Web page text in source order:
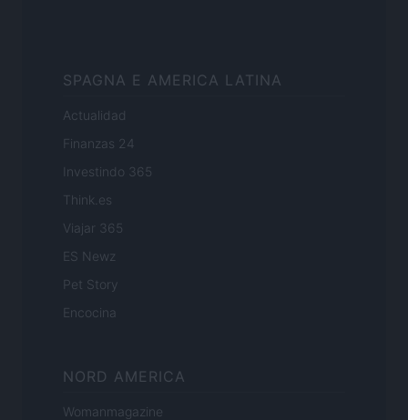
SPAGNA E AMERICA LATINA
Actualidad
Finanzas 24
Investindo 365
Think.es
Viajar 365
ES Newz
Pet Story
Encocina
NORD AMERICA
Womanmagazine